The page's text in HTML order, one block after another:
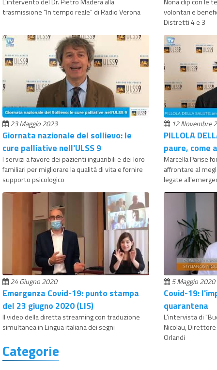
trasmissione "In tempo reale" di Radio Verona
volontari e
Distretti 4 e 3
23 Maggio 2023
Giornata nazionale del sollievo: le
cure palliative nell'ULSS 9
I servizi a favore dei pazienti inguaribili e dei loro
familiari per migliorare la qualità di vita e fornire
supporto psicologico
12 Novembre
PILLOLA
paure, come
Marcella Parise
affrontare al
legate
24 Giugno 2020
Emergenza Covid-19: punto stampa
del 23 giugno 2020 (LIS)
Il video della diretta streaming con traduzione
simultanea in Lingua italiana dei segni
5 Maggio 2020
Covid-19:
quarantena
L'intervista di
Nicolau,
Orlandi
Categorie